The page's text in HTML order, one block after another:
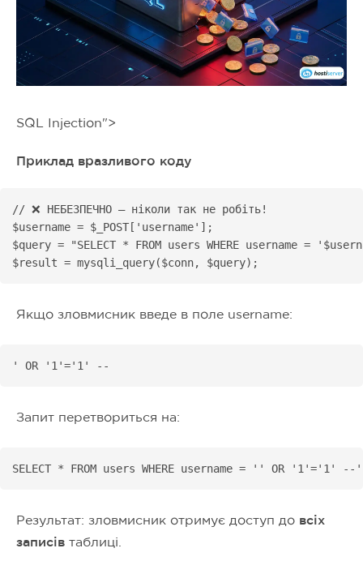
SQL Injection">
Приклад вразливого коду
// ❌ НЕБЕЗПЕЧНО — ніколи так не робіть!
$username = $_POST['username'];
$query = "SELECT * FROM users WHERE username =
$result = mysqli_query($conn, $query);
Якщо зловмисник введе в поле username:
' OR '1'='1' --
Запит перетвориться на:
SELECT * FROM users WHERE username = '' OR '1'='1' --'
Результат: зловмисник отримує доступ до всіх
записів таблиці.